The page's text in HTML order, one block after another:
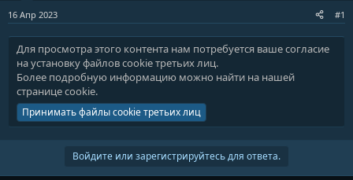
м
16 Апр 2023 #1
Для просмотра этого контента нам потребуется ваше согласие
на установку файлов cookie третьих лиц.
Более подробную информацию можно найти на нашей
странице cookie.
Принимать файлы cookie третьих лиц
Войдите или зарегистрируйтесь для ответа.